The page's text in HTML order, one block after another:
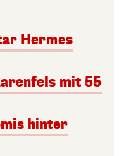
Hermes
mit 55
hinter